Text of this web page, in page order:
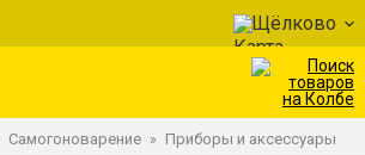
Щёлково
Самогоноварение » Приборы и аксессуары